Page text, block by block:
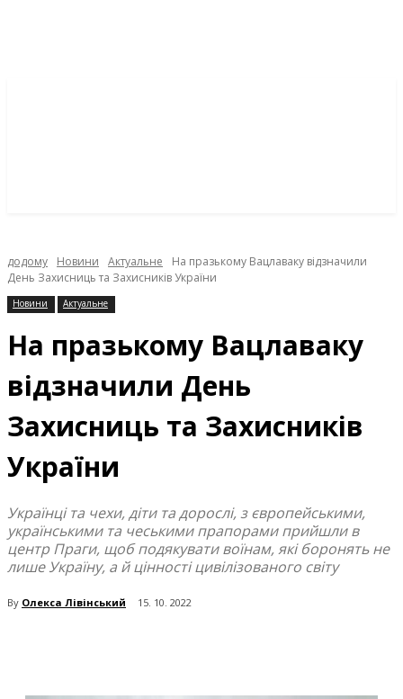
додому Новини Актуальне
На празькому Вацлаваку відзначили
День Захисниць та Захисників України
Новини Актуальне
На празькому Вацлаваку
відзначили День
Захисниць та Захисників
України
Українці та чехи, діти та дорослі, з європейськими,
українськими та чеськими прапорами прийшли в
центр Праги, щоб подякувати воїнам, які боронять не
лише Україну, а й цінності цивілізованого світу
By Олекса Лівінський 15. 10. 2022